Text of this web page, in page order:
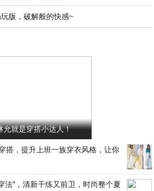
玩版，破解般的快感~
允就是穿搭小达人！
搭，提升上班一族穿衣风格，让你
法”，清新干练又前卫，时尚整个夏